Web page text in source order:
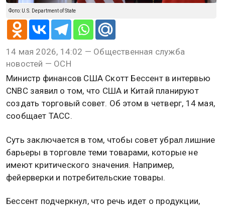
Фото: U.S. Department of State
14 мая 2026, 14:02 — Общественная служба
новостей — ОСН
Министр финансов США Скотт Бессент в интервью
CNBC заявил о том, что США и Китай планируют
создать торговый совет. Об этом в четверг, 14 мая,
сообщает ТАСС.
Суть заключается в том, чтобы совет убрал лишние
барьеры в торговле теми товарами, которые не
имеют критического значения. Например,
фейерверки и потребительские товары.
Бессент подчеркнул, что речь идет о продукции,